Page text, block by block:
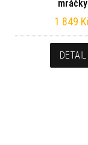
mráčky
1 849
DETAIL